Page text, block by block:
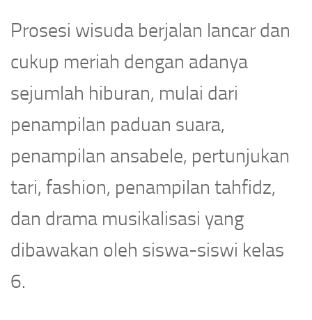
Prosesi wisuda berjalan lancar dan
cukup meriah dengan adanya
sejumlah hiburan, mulai dari
penampilan paduan suara,
penampilan ansabele, pertunjukan
tari, fashion, penampilan tahfidz,
dan drama musikalisasi yang
dibawakan oleh siswa-siswi kelas
6.